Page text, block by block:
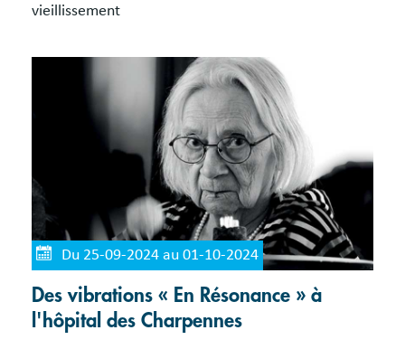
vieillissement
Du 25-09-2024 au 01-10-2024
Des vibrations « En Résonance » à
l'hôpital des Charpennes